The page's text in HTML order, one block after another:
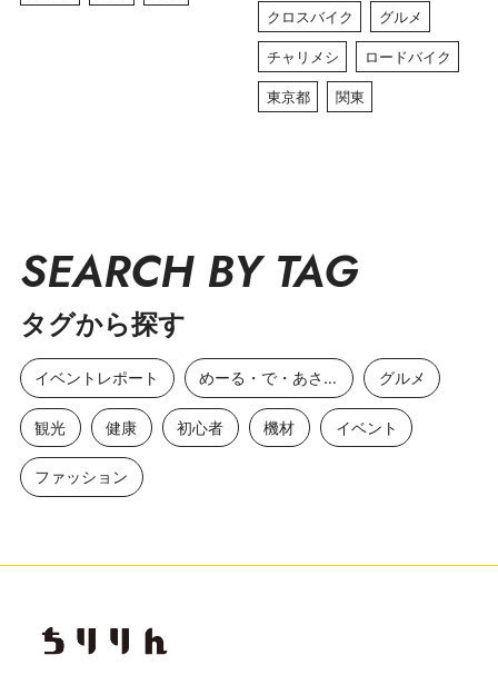
クロスバイク グルメ
チャリメシ ロードバイク
東京都 関東
SEARCH BY TAG
タグから探す
イベントレポート めーる・で・あさひ グルメ
観光 健康 初心者 機材 イベント
ファッション